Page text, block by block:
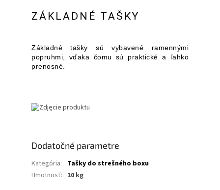
ZÁKLADNÉ TAŠKY
Základné tašky sú vybavené ramennými
popruhmi, vďaka čomu sú praktické a ľahko
prenosné.
Dodatočné parametre
Kategória:
Tašky do strešného boxu
Hmotnosť: 10 kg